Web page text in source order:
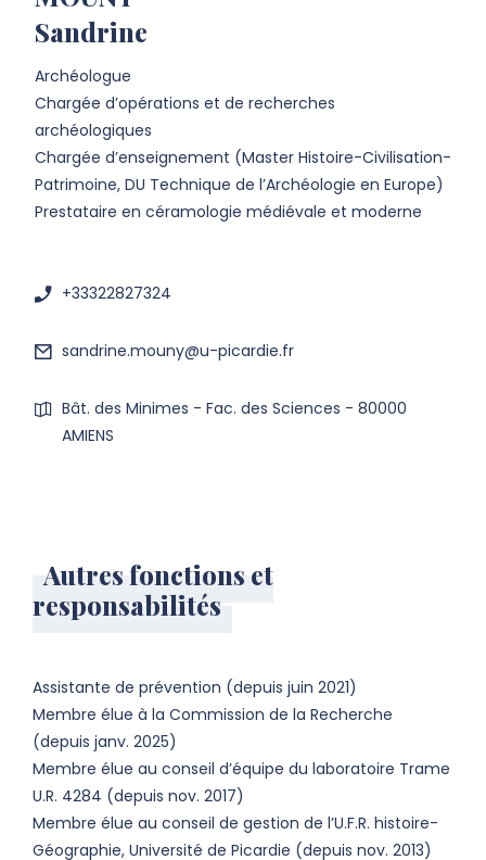
Sandrine
Archéologue
Chargée d’opérations et de recherches
archéologiques
Chargée d’enseignement (Master Histoire-Civilisation-
Patrimoine, DU Technique de l’Archéologie en Europe)
Prestataire en céramologie médiévale et moderne
+33322827324
sandrine.mouny@u-picardie.fr
Bât. des Minimes - Fac. des Sciences - 80000
AMIENS
Autres fonctions et
responsabilités
Assistante de prévention (depuis juin 2021)
Membre élue à la Commission de la Recherche
(depuis janv. 2025)
Membre élue au conseil d’équipe du laboratoire Trame
U.R. 4284 (depuis nov. 2017)
Membre élue au conseil de gestion de l’U.F.R. histoire-
Géographie, Université de Picardie (depuis nov. 2013)